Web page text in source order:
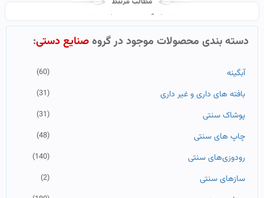
دسته بندی محصولات موجود در گروهصنایع دستی:
آبگینه (60)
بافته های داری و غیر داری (31)
پوشاک سنتی (31)
چاپ های سنتی (48)
رودوزی‌های سنتی (140)
سازهای سنتی (2)